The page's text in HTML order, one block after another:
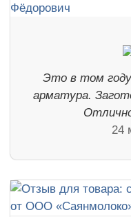
Это в том
арматура.
24